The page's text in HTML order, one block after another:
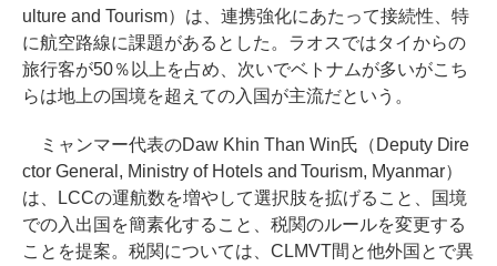
ulture and Tourism）は、連携強化にあたって接続性、特
に航空路線に課題があるとした。ラオスではタイからの
旅行客が50％以上を占め、次いでベトナムが多いがこち
らは地上の国境を超えての入国が主流だという。
ミャンマー代表のDaw Khin Than Win氏（Deputy Dire
ctor General, Ministry of Hotels and Tourism, Myanmar）
は、LCCの運航数を増やして選択肢を拡げること、国境
での入出国を簡素化すること、税関のルールを変更する
ことを提案。税関については、CLMVT間と他外国とで異